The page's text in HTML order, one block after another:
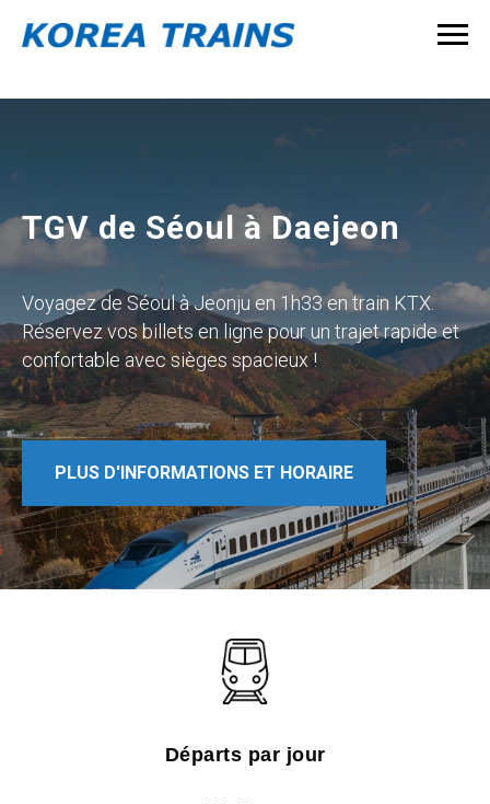
TGV de Séoul à Daejeon
Voyagez de Séoul à Jeonju en 1h33 en train KTX.
Réservez vos billets en ligne pour un trajet rapide et
confortable avec sièges spacieux !
PLUS D'INFORMATIONS ET HORAIRE
Départs par jour